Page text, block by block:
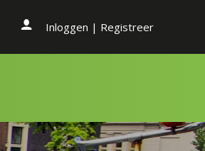
Inloggen | Registreer